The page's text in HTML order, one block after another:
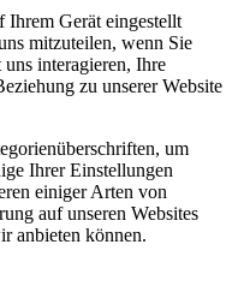
Ihrem Gerät eingestellt
mitzuteilen, wenn Sie
uns interagieren, Ihre
zu unserer Website
um
Ihrer Einstellungen
einiger Arten von
auf unseren Websites
anbieten können.